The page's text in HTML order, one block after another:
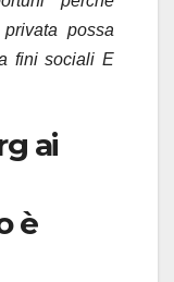
possa
fini sociali E
ai
è